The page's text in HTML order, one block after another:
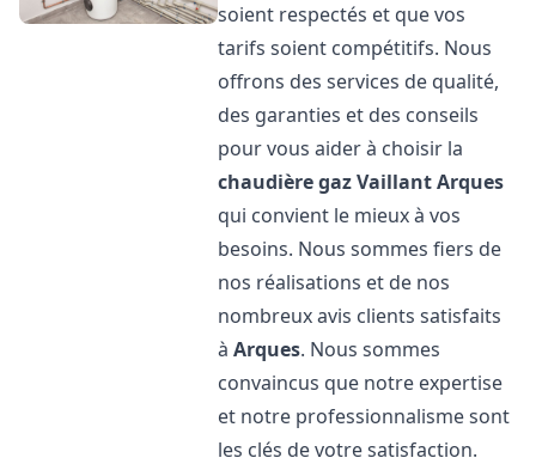
soient respectés et que vos
tarifs soient compétitifs. Nous
offrons des services de qualité,
des garanties et des conseils
pour vous aider à choisir la
chaudière gaz VaillantArques
qui convient le mieux à vos
besoins. Nous sommes fiers de
nos réalisations et de nos
nombreux avis clients satisfaits
àArques. Nous sommes
convaincus que notre expertise
et notre professionnalisme sont
les clés de votre satisfaction.